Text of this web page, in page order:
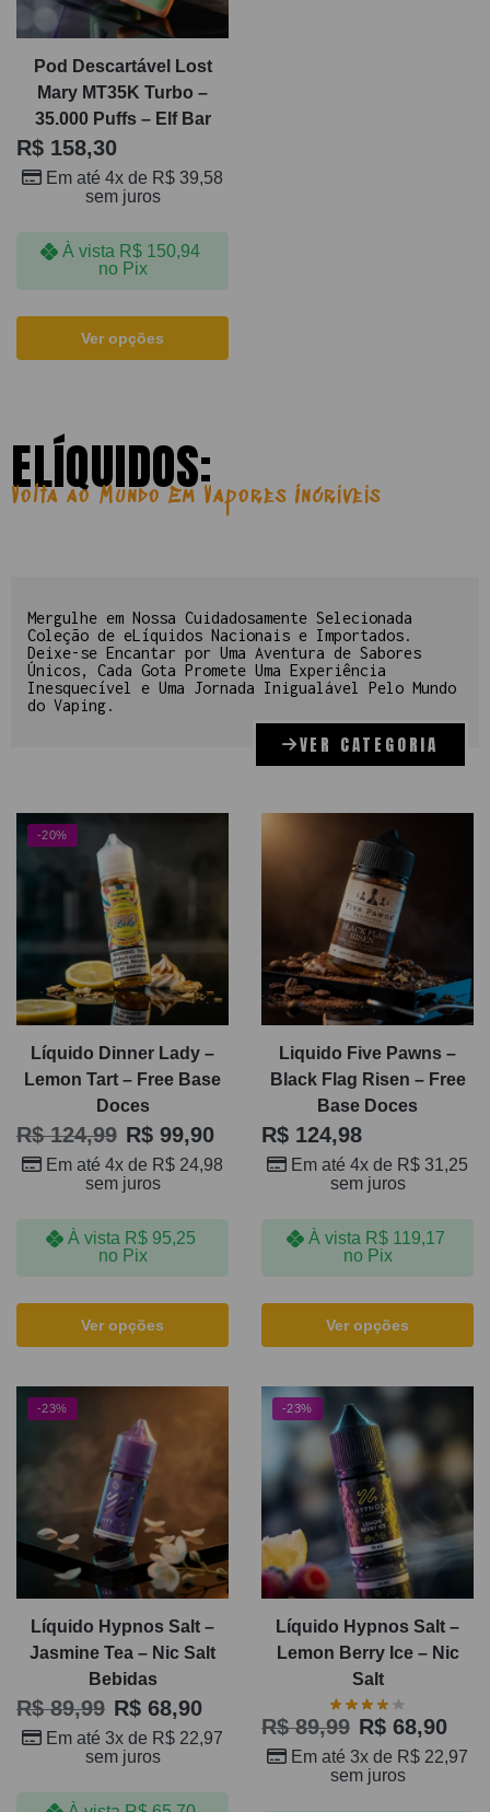
Pod Descartável Lost
Mary MT35K Turbo –
35.000 Puffs – Elf Bar
R$ 158,30
Em até 4x de R$ 39,58
sem juros
À vista R$ 150,94
no Pix
Ver opções
ELÍQUIDOS:
Volta ao Mundo Em Vapores Incríveis
Mergulhe em Nossa Cuidadosamente Selecionada
Coleção de eLíquidos Nacionais e Importados.
Deixe-se Encantar por Uma Aventura de Sabores
Únicos, Cada Gota Promete Uma Experiência
Inesquecível e Uma Jornada Inigualável Pelo Mundo
do Vaping.
VER CATEGORIA
-20%
Líquido Dinner Lady –
Lemon Tart – Free Base
Doces
R$124,99 R$ 99,90
Em até 4x de R$ 24,98
sem juros
À vista R$95,25
no Pix
Ver opções
Liquido Five Pawns –
Black Flag Risen – Free
Base Doces
R$ 124,98
Em até 4x de R$ 31,25
sem juros
À vista R$119,17
no Pix
Ver opções
-23%
Líquido Hypnos Salt –
Jasmine Tea – Nic Salt
Bebidas
R$89,99 R$ 68,90
Em até 3x de R$ 22,97
sem juros
-23%
Líquido Hypnos Salt –
Lemon Berry Ice – Nic
Salt
R$89,99 R$ 68,90
Em até 3x de R$ 22,97
sem juros